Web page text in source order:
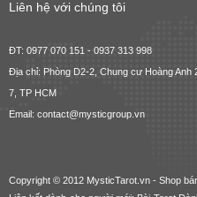
Liên hệ với chúng tôi
ĐT: 0977 070 151 - 0937 313 998
Địa chỉ: Phòng D2-2, Chung cư Hoàng
7, TP HCM
Email: contact@mysticgroup.vn
Copyright © 2012 MysticTarot.vn - Shop